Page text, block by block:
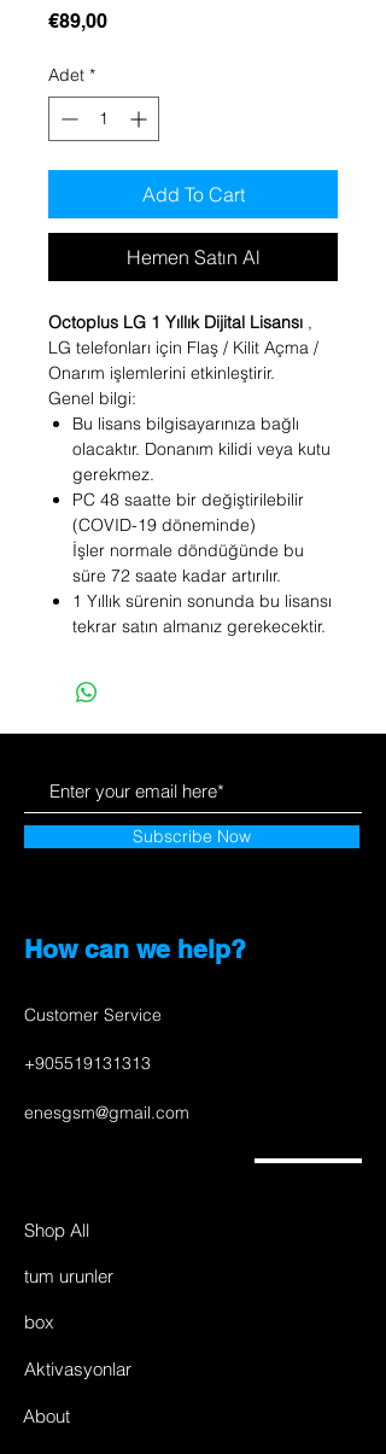
€89,00Fiyat
Adet *
Add To Cart
Hemen Satın Al
Octoplus LG 1 Yıllık Dijital Lisansı ,
LG telefonları için Flaş / Kilit Açma /
Onarım işlemlerini etkinleştirir.
Genel bilgi:
Bu lisans bilgisayarınıza bağlı
olacaktır. Donanım kilidi veya kutu
gerekmez.
PC 48 saatte bir değiştirilebilir
(COVID-19 döneminde)
İşler normale döndüğünde bu
süre 72 saate kadar artırılır.
1 Yıllık sürenin sonunda bu lisansı
tekrar satın almanız gerekecektir.
Subscribe Now
How can we help?
Customer Service
+905519131313
enesgsm@gmail.com
Shop All
tum urunler
box
Aktivasyonlar
About